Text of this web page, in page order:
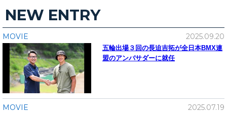
NEW ENTRY
MOVIE 2025.09.20
五輪出場３回の長迫吉拓が全日本BMX連
盟のアンバサダーに就任
MOVIE 2025.07.19